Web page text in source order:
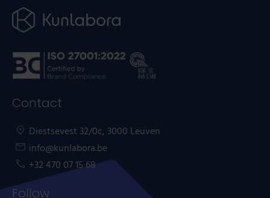
Contact
Diestsevest 32/0c, 3000 Leuven
info@kunlabora.be
+32 470 07 15 68
Follow